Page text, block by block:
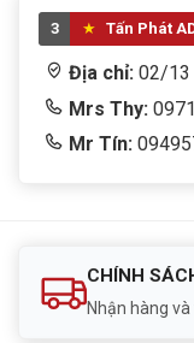
3 Tấn Phát
Địa chỉ: 02/13
Mrs Thy:
Mr Tín:
CHÍNH
Nhận hàng